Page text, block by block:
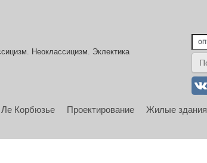
Неоклассицизм. Эклектика
Ле Корбюзье Проектирование Жилые здания